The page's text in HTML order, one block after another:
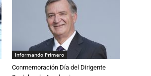
Informando Primero
Conmemoración Día del Dirigente